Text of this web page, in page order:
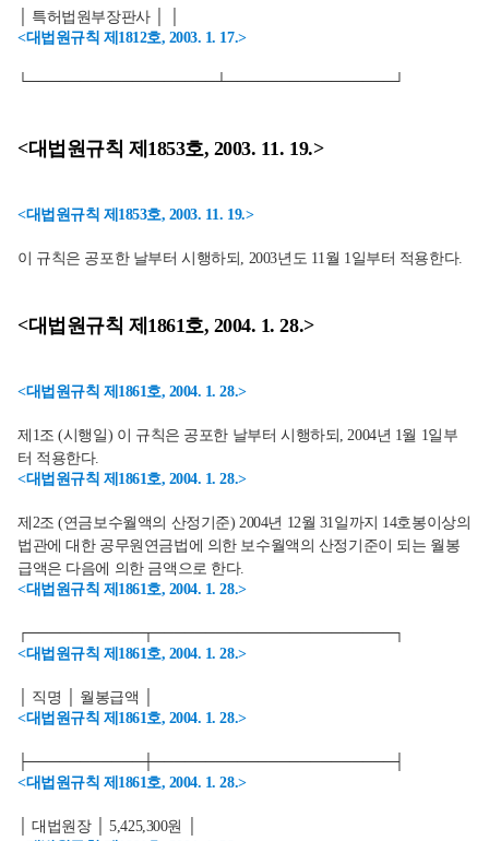
│ 특허법원부장판사 │ │
<대법원규칙 제1812호, 2003. 1. 17.>
└──────────────────┴────────────────┘
<대법원규칙 제1853호, 2003. 11. 19.>
<대법원규칙 제1853호, 2003. 11. 19.>
이 규칙은 공포한 날부터 시행하되, 2003년도 11월 1일부터 적용한다.
<대법원규칙 제1861호, 2004. 1. 28.>
<대법원규칙 제1861호, 2004. 1. 28.>
제1조 (시행일) 이 규칙은 공포한 날부터 시행하되, 2004년 1월 1일부
터 적용한다.
<대법원규칙 제1861호, 2004. 1. 28.>
제2조 (연금보수월액의 산정기준) 2004년 12월 31일까지 14호봉이상의
법관에 대한 공무원연금법에 의한 보수월액의 산정기준이 되는 월봉
급액은 다음에 의한 금액으로 한다.
<대법원규칙 제1861호, 2004. 1. 28.>
┌───────────┬───────────────────────┐
<대법원규칙 제1861호, 2004. 1. 28.>
│ 직명 │ 월봉급액 │
<대법원규칙 제1861호, 2004. 1. 28.>
├───────────┼───────────────────────┤
<대법원규칙 제1861호, 2004. 1. 28.>
│ 대법원장 │ 5,425,300원 │